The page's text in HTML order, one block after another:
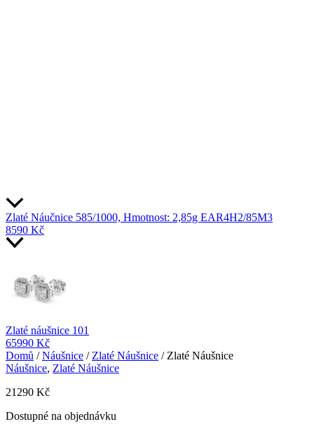
Zlaté Náučnice 585/1000, Hmotnost: 2,85g EAR4H2/85M3
8590 Kč
Zlaté náušnice 101
65990 Kč
Domů /Náušnice / Zlaté Náušnice / Zlaté Náušnice
Náušnice, Zlaté Náušnice
21290 Kč
Dostupné na objednávku